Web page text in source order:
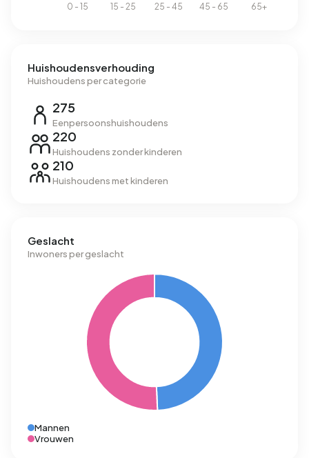
Huishoudensverhouding
Huishoudens per categorie
275
Eenpersoonshuishoudens
220
Huishoudens zonder kinderen
210
Huishoudens met kinderen
Geslacht
Inwoners per geslacht
Mannen
Vrouwen